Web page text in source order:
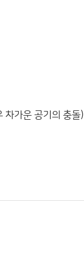
차가운 공기의 충돌)